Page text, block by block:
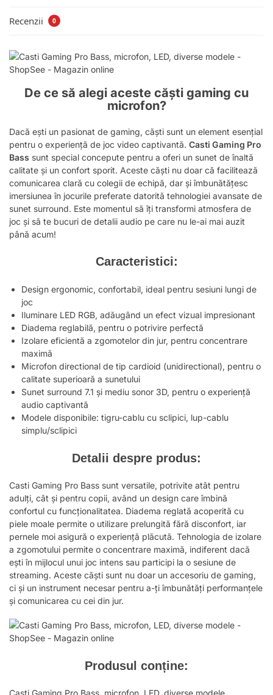
Recenzii 0
De ce să alegi aceste căști gaming cu
microfon?
Dacă ești un pasionat de gaming, căști sunt un element esențial
pentru o experiență de joc video captivantă. Casti Gaming Pro
Bass sunt special concepute pentru a oferi un sunet de înaltă
calitate și un confort sporit. Aceste căști nu doar că facilitează
comunicarea clară cu colegii de echipă, dar și îmbunătățesc
imersiunea în jocurile preferate datorită tehnologiei avansate de
sunet surround. Este momentul să îți transformi atmosfera de
joc și să te bucuri de detalii audio pe care nu le-ai mai auzit
până acum!
Caracteristici:
Design ergonomic, confortabil, ideal pentru sesiuni lungi de
joc
Iluminare LED RGB, adăugând un efect vizual impresionant
Diadema reglabilă, pentru o potrivire perfectă
Izolare eficientă a zgomotelor din jur, pentru concentrare
maximă
Microfon directional de tip cardioid (unidirectional), pentru o
calitate superioară a sunetului
Sunet surround 7.1 și mediu sonor 3D, pentru o experiență
audio captivantă
Modele disponibile: tigru-cablu cu sclipici, lup-cablu
simplu/sclipici
Detalii despre produs:
Casti Gaming Pro Bass sunt versatile, potrivite atât pentru
adulți, cât și pentru copii, având un design care îmbină
confortul cu funcționalitatea. Diadema reglată acoperită cu
piele moale permite o utilizare prelungită fără disconfort, iar
pernele moi asigură o experiență plăcută. Tehnologia de izolare
a zgomotului permite o concentrare maximă, indiferent dacă
ești în mijlocul unui joc intens sau participi la o sesiune de
streaming. Aceste căști sunt nu doar un accesoriu de gaming,
ci și un instrument necesar pentru a-ți îmbunătăți performanțele
și comunicarea cu cei din jur.
Produsul conține: